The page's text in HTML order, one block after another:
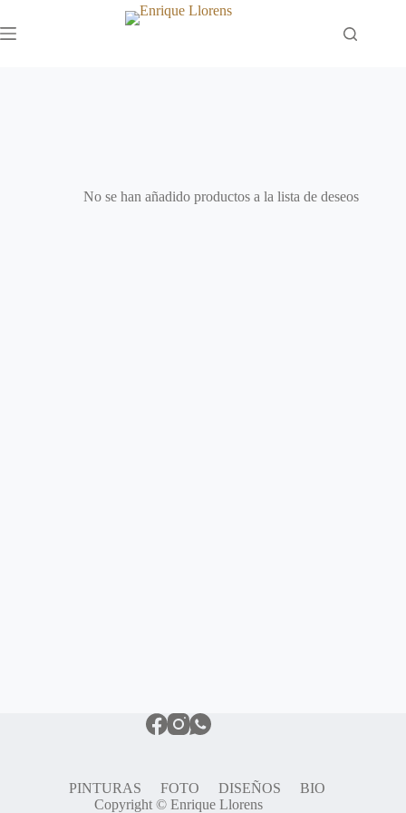
contenido
No se han añadido productos a la lista de deseos
PINTURAS FOTO DISEÑOS
BIO
Copyright © Enrique Llorens